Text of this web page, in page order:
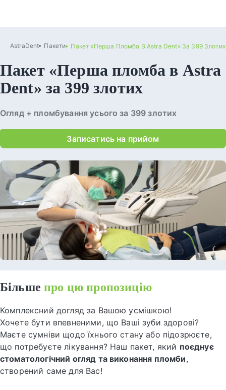
AstraDent Пакети Пакет «Перша Пломба В Astra Dent» За 399 Злотих
Пакет «Перша пломба в Astra
Dent» за 399 злотих
Огляд + пломбування усього за 399 злотих
Записатись на прийом
Більшепро цю пропозицію
Комплексний догляд за Вашою усмішкою!
Хочете бути впевненими, що Ваші зуби здорові?
Маєте сумніви щодо їхнього стану або підозрюєте,
що потребуєте лікування? Наш пакет, який поєднує
стоматологічний огляд та виконання пломби,
створений саме для Вас!